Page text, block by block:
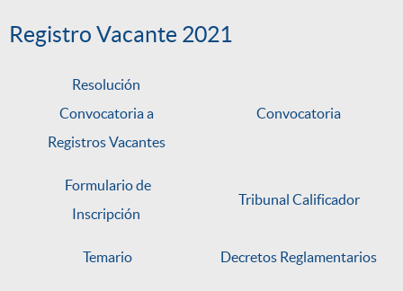
Registro Vacante 2021
Resolución
Convocatoria a
Registros Vacantes
Convocatoria
Formulario de
Inscripción
Tribunal Calificador
Temario Decretos Reglamentarios